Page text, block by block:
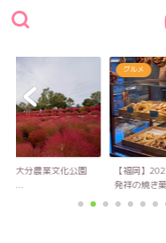
！大分農業文化公園
キ...
グルメ
【福岡】
発祥の焼き